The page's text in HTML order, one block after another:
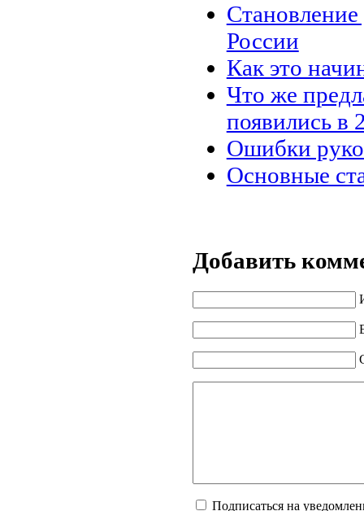
Становление
России
Как это
Что же
появились в
Ошибки
Основные
Добавить
Подписаться на